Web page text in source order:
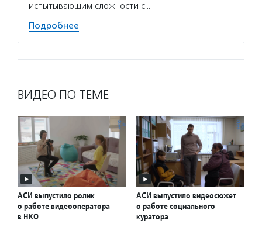
испытывающим сложности с…
Подробнее
ВИДЕО ПО ТЕМЕ
АСИ выпустило ролик
о работе видеооператора
в НКО
АСИ выпустило видеосюжет
о работе социального
куратора